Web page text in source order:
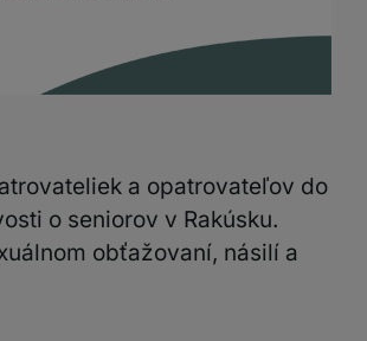
a opatrovateľov do
o seniorov v Rakúsku.
obťažovaní, násilí a